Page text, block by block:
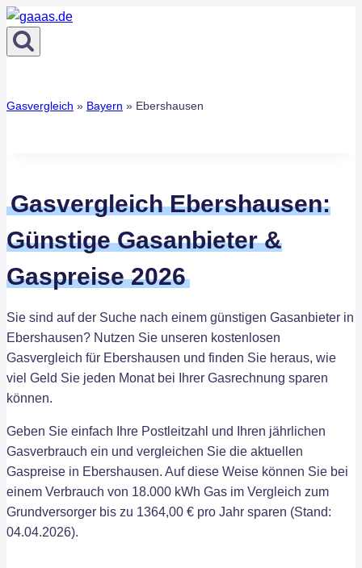
Zum
Inhalt
springen
Gasvergleich » Bayern » Ebershausen
Gasvergleich Ebershausen:
Günstige Gasanbieter &
Gaspreise 2026
Sie sind auf der Suche nach einem günstigen Gasanbieter in
Ebershausen? Nutzen Sie unseren kostenlosen
Gasvergleich für Ebershausen und finden Sie heraus, wie
viel Geld Sie jeden Monat bei Ihrer Gasrechnung sparen
können.
Geben Sie einfach Ihre Postleitzahl und Ihren jährlichen
Gasverbrauch ein und vergleichen Sie die aktuellen
Gaspreise in Ebershausen. Auf diese Weise können Sie bei
einem Verbrauch von 18.000 kWh Gas im Vergleich zum
Grundversorger bis zu 1364,00 € pro Jahr sparen (Stand:
04.04.2026).